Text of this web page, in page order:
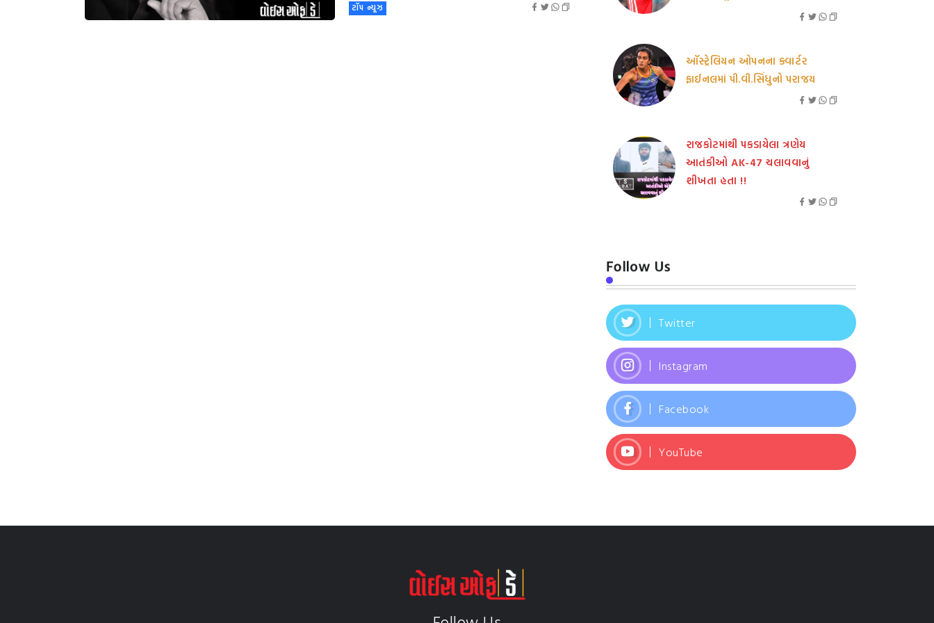
ટૉપ ન્યૂઝ
ઑસ્ટ્રેલિયન ઓપનના ક્વાર્ટર
ફાઈનલમાં પી.વી.સિંધુનો પરાજય
રાજકોટમાંથી પકડાયેલા ત્રણેય
આતંકીઓ AK-47 ચલાવવાનું
શીખતા હતા !!
Follow Us
Twitter
Instagram
Facebook
YouTube